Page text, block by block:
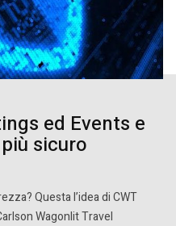
ed Events e
sicuro
Questa l’idea di CWT
Wagonlit Travel